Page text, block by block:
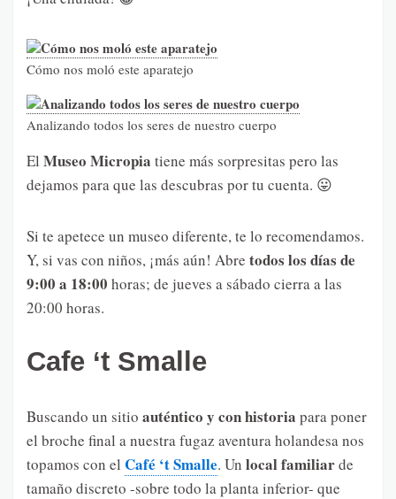
Cómo nos moló este aparatejo
Analizando todos los seres de nuestro cuerpo
El Museo Micropia tiene más sorpresitas pero las
dejamos para que las descubras por tu cuenta. 😛
Si te apetece un museo diferente, te lo recomendamos.
Y, si vas con niños, ¡más aún! Abre todos los días de
9:00 a 18:00 horas; de jueves a sábado cierra a las
20:00 horas.
Cafe ‘t Smalle
Buscando un sitio auténtico y con historia para poner
el broche final a nuestra fugaz aventura holandesa nos
topamos con el Café ‘t Smalle. Un local familiarde
tamaño discreto -sobre todo la planta inferior- que